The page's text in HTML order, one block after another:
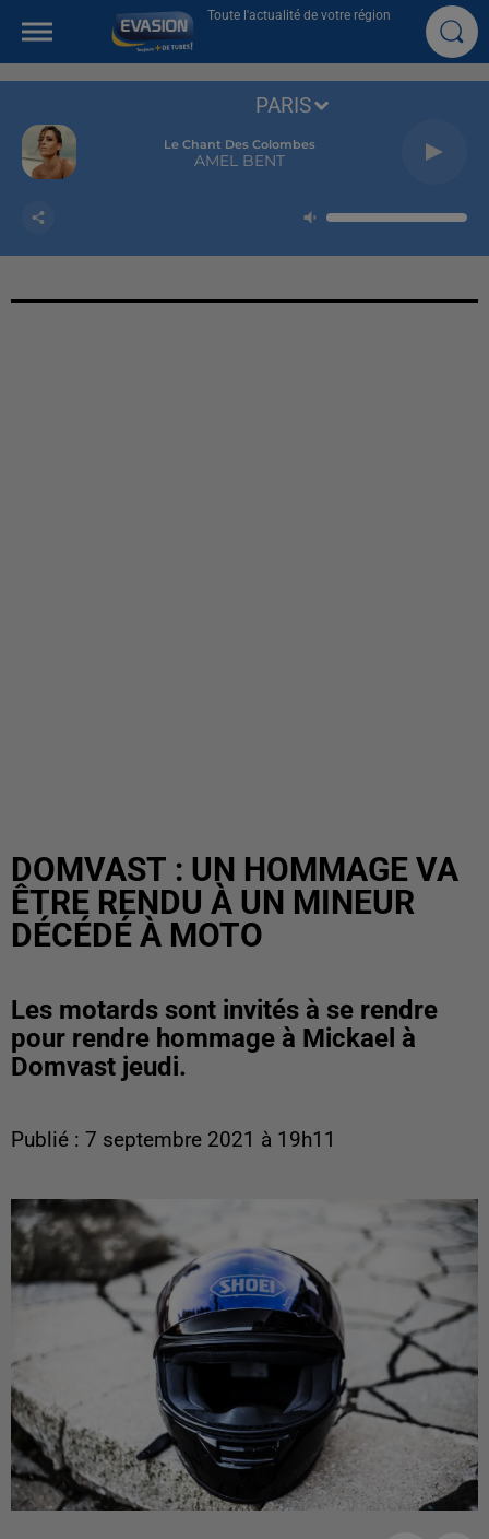
Toute l'actualité de votre région
Le Chant Des Colombes
AMEL BENT
PARIS
DOMVAST : UN HOMMAGE VA
ÊTRE RENDU À UN MINEUR
DÉCÉDÉ À MOTO
Les motards sont invités à se rendre
pour rendre hommage à Mickael à
Domvast jeudi.
Publié : 7 septembre 2021 à 19h11